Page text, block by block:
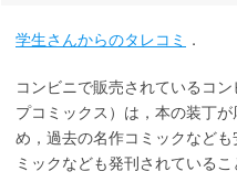
学生さんからのタレコミ ．
コンビニで販売されているコ
プコミックス）は，本の装丁
め，過去の名作コミックなど
ミックなども発刊されている